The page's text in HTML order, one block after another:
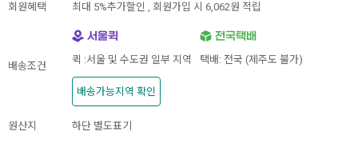
회원혜택 최대 5%추가할인 , 회원가입 시 6,062원 적립
배송조건
퀵 :서울 및 수도권 일부 지역
배송가능지역 확인
택배: 전국 (제주도 불가)
원산지 하단 별도표기